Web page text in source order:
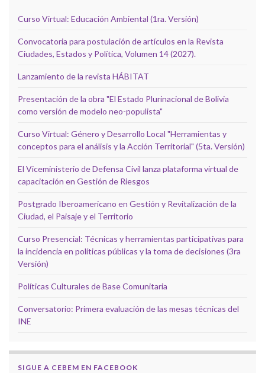
Curso Virtual: Educación Ambiental (1ra. Versión)
Convocatoria para postulación de artículos en la Revista
Ciudades, Estados y Política, Volumen 14 (2027).
Lanzamiento de la revista HÁBITAT
Presentación de la obra "El Estado Plurinacional de Bolivia
como versión de modelo neo-populista"
Curso Virtual: Género y Desarrollo Local "Herramientas y
conceptos para el análisis y la Acción Territorial" (5ta. Versión)
El Viceministerio de Defensa Civil lanza plataforma virtual de
capacitación en Gestión de Riesgos
Postgrado Iberoamericano en Gestión y Revitalización de la
Ciudad, el Paisaje y el Territorio
Curso Presencial: Técnicas y herramientas participativas para
la incidencia en políticas públicas y la toma de decisiones (3ra
Versión)
Políticas Culturales de Base Comunitaria
Conversatorio: Primera evaluación de las mesas técnicas del
INE
SIGUE A CEBEM EN FACEBOOK